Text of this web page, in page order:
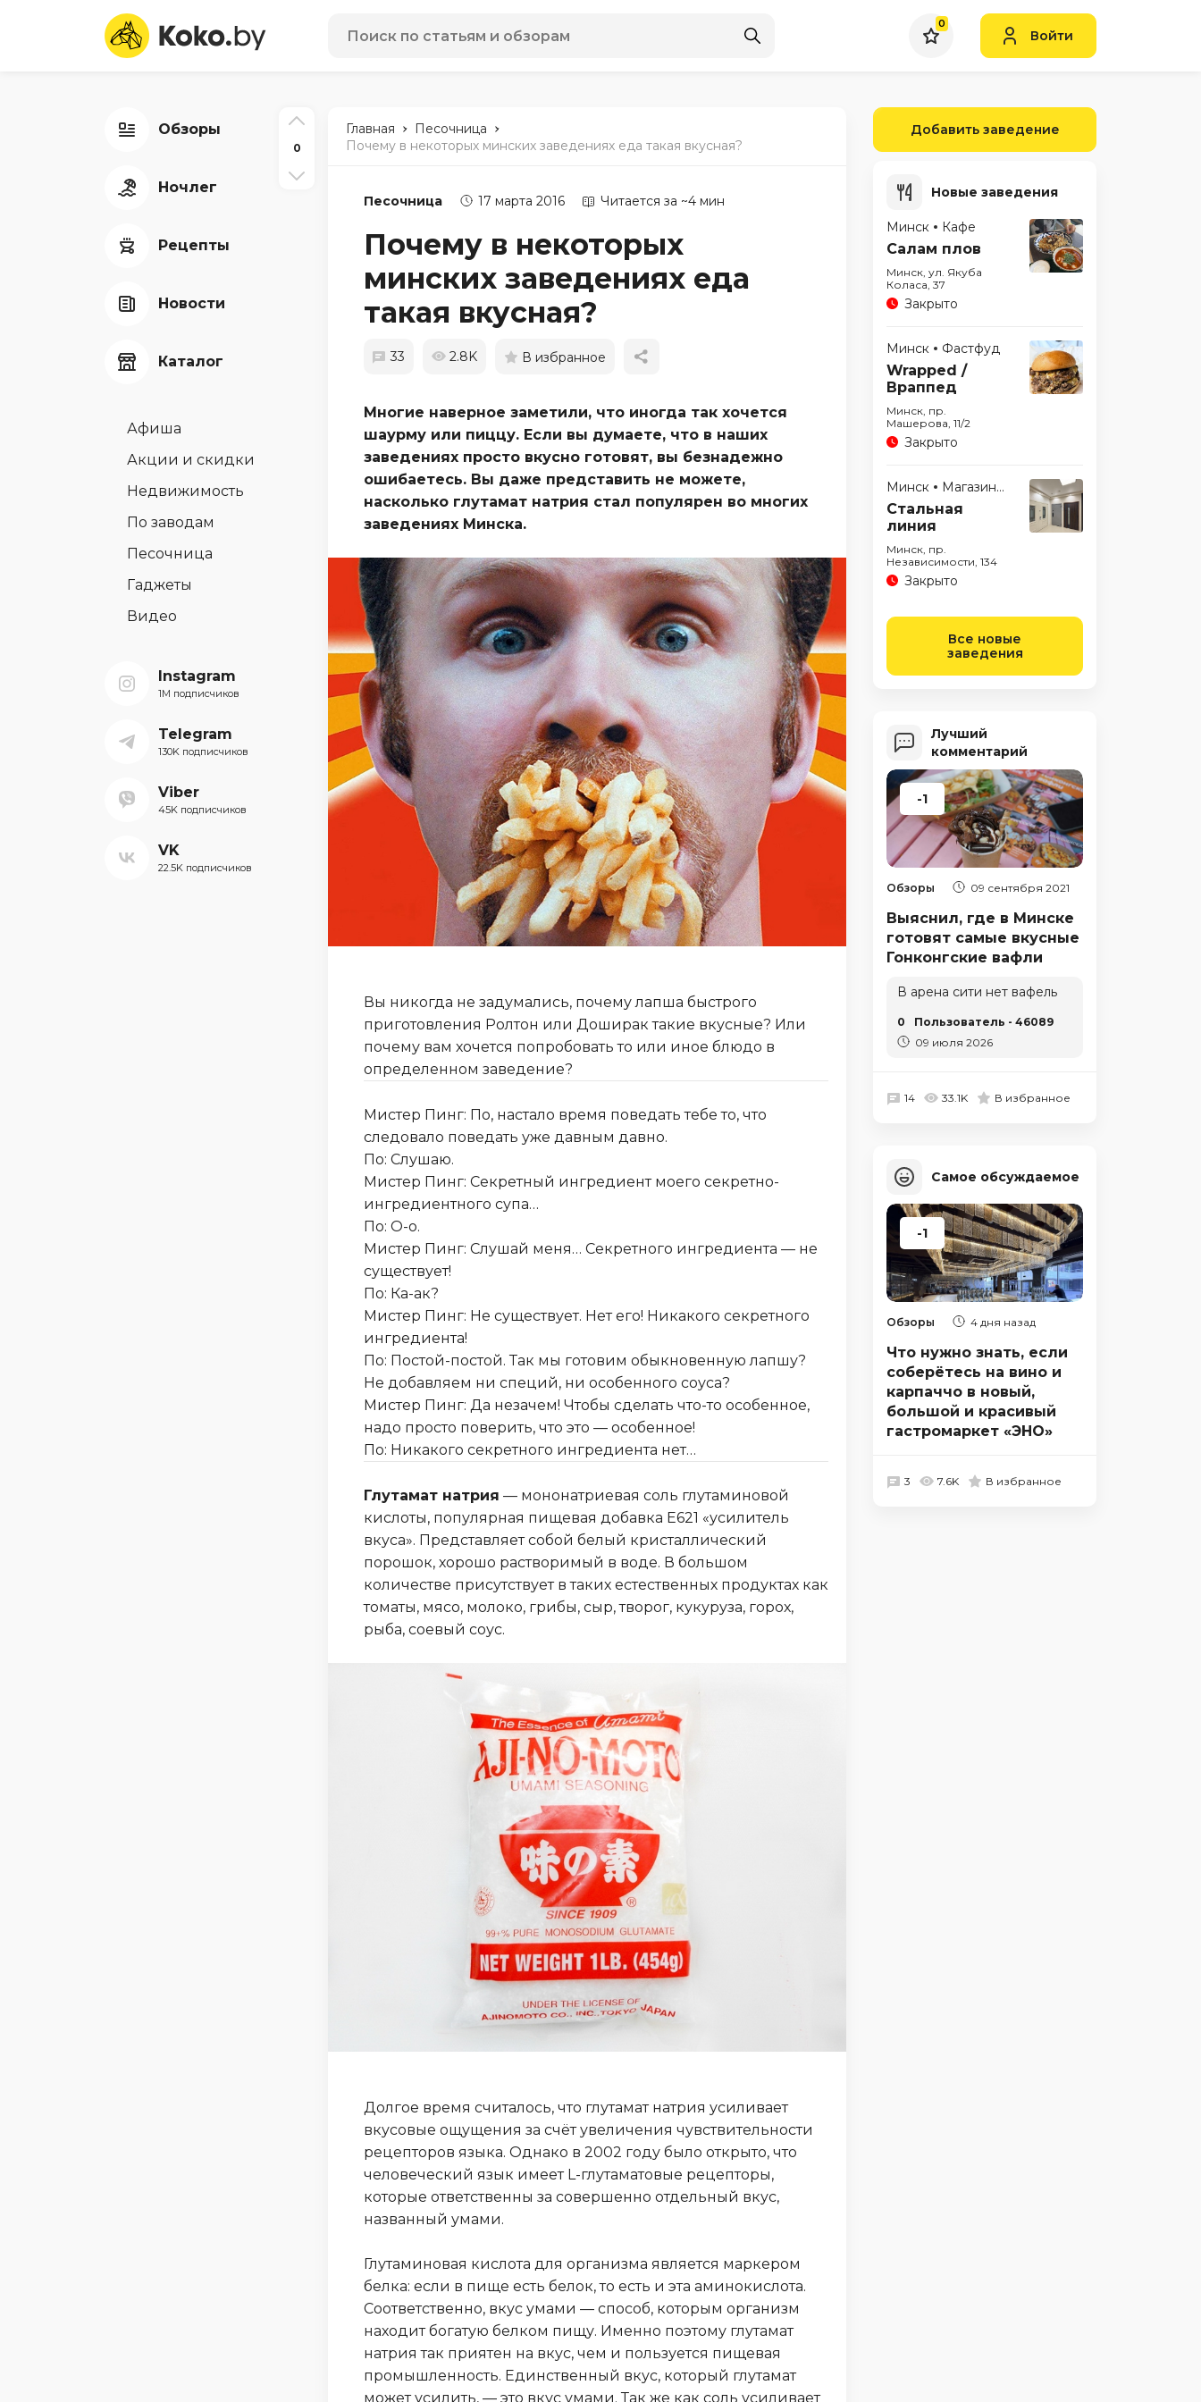
0
Войти
Обзоры
Ночлег
Рецепты
Новости
Каталог
Афиша
Акции и скидки
Недвижимость
По заводам
Песочница
Гаджеты
Видео
Instagram
1M подписчиков
Telegram
130K подписчиков
Viber
45K подписчиков
VK
22.5K подписчиков
0
Главная - Песочница -
Почему в некоторых минских заведениях еда такая вкусная?
Песочница 17 марта 2016 Читается за ~4 мин
Почему в некоторых
минских заведениях еда
такая вкусная?
33 2.8K В избранное
Многие наверное заметили, что иногда так хочется
шаурму или пиццу. Если вы думаете, что в наших
заведениях просто вкусно готовят, вы безнадежно
ошибаетесь. Вы даже представить не можете,
насколько глутамат натрия стал популярен во многих
заведениях Минска.
Вы никогда не задумались, почему лапша быстрого
приготовления Ролтон или Доширак такие вкусные? Или
почему вам хочется попробовать то или иное блюдо в
определенном заведение?
Мистер Пинг: По, настало время поведать тебе то, что
следовало поведать уже давным давно.
По: Слушаю.
Мистер Пинг: Секретный ингредиент моего секретно-
ингредиентного супа…
По: О-о.
Мистер Пинг: Слушай меня… Секретного ингредиента — не
существует!
По: Ка-ак?
Мистер Пинг: Не существует. Нет его! Никакого секретного
ингредиента!
По: Постой-постой. Так мы готовим обыкновенную лапшу?
Не добавляем ни специй, ни особенного соуса?
Мистер Пинг: Да незачем! Чтобы сделать что-то особенное,
надо просто поверить, что это — особенное!
По: Никакого секретного ингредиента нет…
Глутамат натрия — мононатриевая соль глутаминовой
кислоты, популярная пищевая добавка E621 «усилитель
вкуса». Представляет собой белый кристаллический
порошок, хорошо растворимый в воде. В большом
количестве присутствует в таких естественных продуктах как
томаты, мясо, молоко, грибы, сыр, творог, кукуруза, горох,
рыба, соевый соус.
Долгое время считалось, что глутамат натрия усиливает
вкусовые ощущения за счёт увеличения чувствительности
рецепторов языка. Однако в 2002 году было открыто, что
человеческий язык имеет L-глутаматовые рецепторы,
которые ответственны за совершенно отдельный вкус,
названный умами.
Глутаминовая кислота для организма является маркером
белка: если в пище есть белок, то есть и эта аминокислота.
Соответственно, вкус умами — способ, которым организм
находит богатую белком пищу. Именно поэтому глутамат
натрия так приятен на вкус, чем и пользуется пищевая
промышленность. Единственный вкус, который глутамат
может усилить, — это вкус умами. Так же как соль усиливает
Добавить заведение
Новые заведения
Минск Кафе
Салам плов
Минск, ул. Якуба
Коласа, 37
Закрыто
Минск Фастфуд
Wrapped /
Враппед
Минск, пр.
Машерова, 11/2
Закрыто
Минск Магазины
Стальная
линия
Минск, пр.
Независимости, 134
Закрыто
Все новые
заведения
Лучший
комментарий
-1
Обзоры 09 сентября 2021
Выяснил, где в Минске
готовят самые вкусные
Гонконгские вафли
В арена сити нет вафель
0
Пользователь - 46089
09 июля 2026
14 33.1K В избранное
Самое обсуждаемое
-1
Обзоры 4 дня назад
Что нужно знать, если
соберётесь на вино и
карпаччо в новый,
большой и красивый
гастромаркет «ЭНО»
3 7.6K В избранное